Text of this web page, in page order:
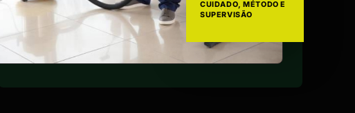
CUIDADO, MÉTODO E
SUPERVISÃO